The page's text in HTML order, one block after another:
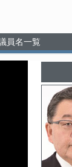
員名一覧